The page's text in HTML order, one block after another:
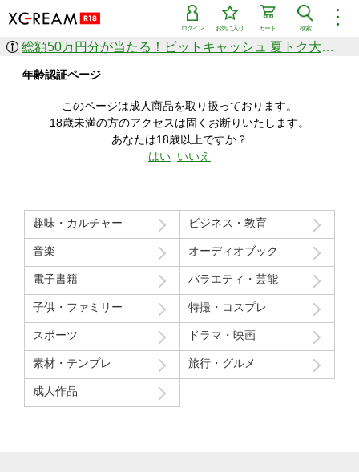
︙
検索
カート
お気に入り
ログイン
作品を探す
ジャンル
シリーズ
人気のセール中商品
新着セール中商品
すべての作品から探す
価格の安い順
価格の高い順
月間ランキング
年間ランキング
総額50万円分が当たる！ビットキャッシュ 夏トク大感謝祭
年齢認証ページ
このページは成人商品を取り扱っております。
18歳未満の方のアクセスは固くお断りいたします。
あなたは18歳以上ですか？
はい いいえ
趣味・カルチャー ビジネス・教育
音楽 オーディオブック
電子書籍 バラエティ・芸能
子供・ファミリー 特撮・コスプレ
スポーツ ドラマ・映画
素材・テンプレ 旅行・グルメ
成人作品